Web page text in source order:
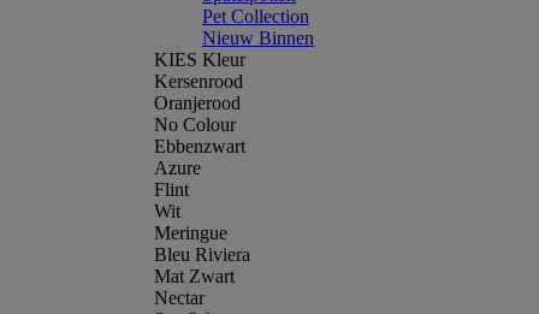
Pet Collection
Nieuw Binnen
KIES Kleur
Kersenrood
Oranjerood
No Colour
Ebbenzwart
Azure
Flint
Wit
Meringue
Bleu Riviera
Mat Zwart
Nectar